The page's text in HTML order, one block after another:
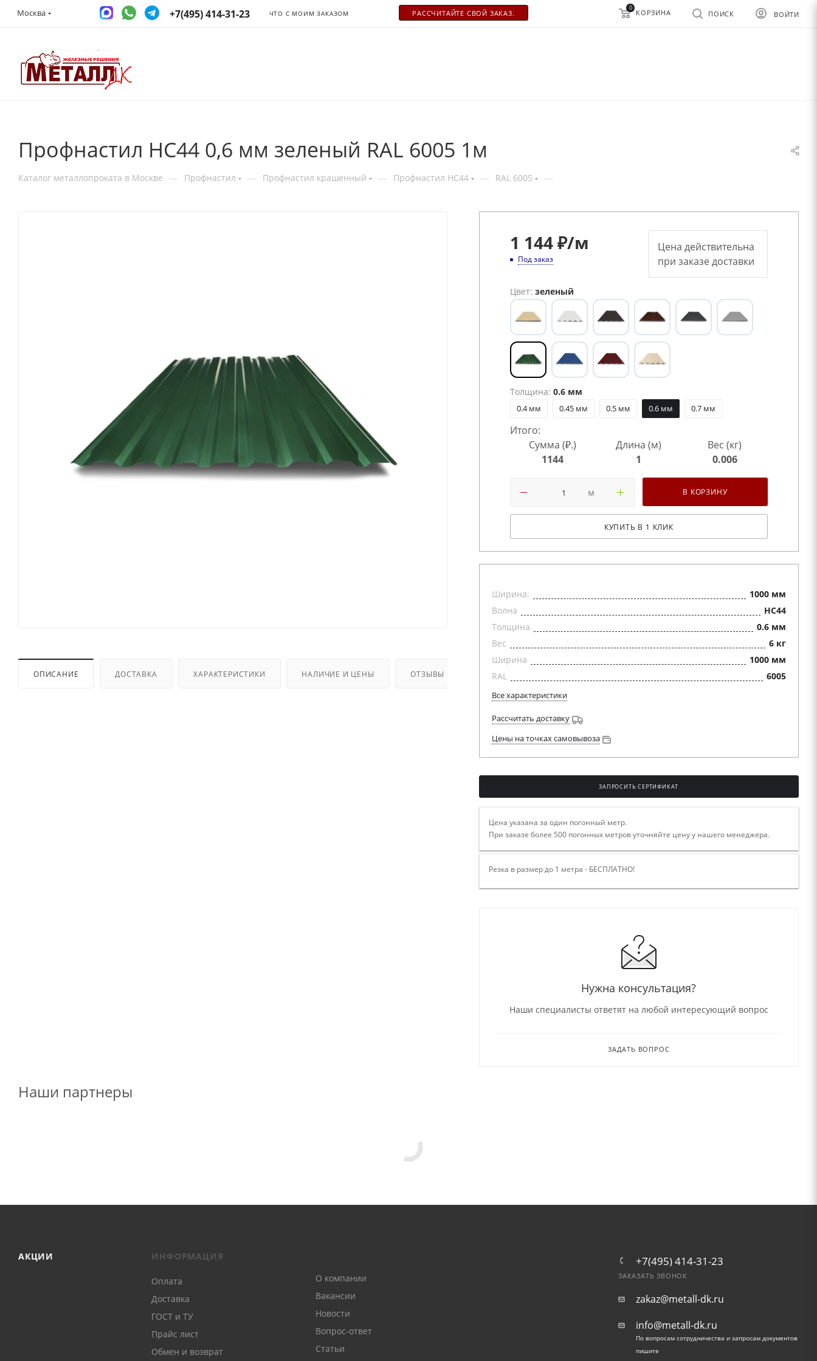
Москва +7(495) 414-31-23 ЧТО С МОИМ ЗАКАЗОМ РАСCЧИТАЙТЕ СВОЙ ЗАКАЗ. ВОЙТИ
ПОИСК
0
КОРЗИНА
Профнастил НС44 0,6 мм зеленый RAL 6005 1м
Каталог металлопроката в Москве — Профнастил — Профнастил крашенный — Профнастил НС44 — RAL 6005 —
ОПИСАНИЕ ДОСТАВКА ХАРАКТЕРИСТИКИ НАЛИЧИЕ И ЦЕНЫ ОТЗЫВЫ
1 144 ₽/м
Под заказ
Цена действительна
при заказе доставки
Цвет: зеленый
Толщина: 0.6 мм
0.4 мм 0.45 мм 0.5 мм 0.6 мм 0.7 мм
Итого:
Сумма (₽.)
1144
Длина (м)
1
Вес (кг)
0.006
м В КОРЗИНУ
КУПИТЬ В 1 КЛИК
Ширина:
1000 мм
Волна
HC44
Толщина
0.6 мм
Вес
6 кг
Ширина
1000 мм
RAL
6005
Все характеристики
Рассчитать доставку
Цены на точках самовывоза
ЗАПРОСИТЬ СЕРТИФИКАТ
Цена указана за один погонный метр.
При заказе более 500 погонных метров уточняйте цену у нашего менеджера.
Резка в размер до 1 метра - БЕСПЛАТНО!
Нужна консультация?
Наши специалисты ответят на любой интересующий вопрос
ЗАДАТЬ ВОПРОС
Наши партнеры
АКЦИИ ИНФОРМАЦИЯ
Оплата
Доставка
ГОСТ и ТУ
Прайс лист
Обмен и возврат
О компании
Вакансии
Новости
Вопрос-ответ
Статьи
+7(495) 414-31-23
ЗАКАЗАТЬ ЗВОНОК
zakaz@metall-dk.ru
info@metall-dk.ru
По вопросам сотрудничества и запросам документов
пишите